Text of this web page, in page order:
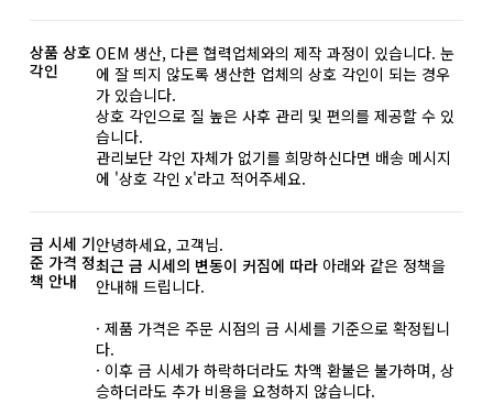
상품 상호
각인
OEM 생산, 다른 협력업체와의 제작 과정이 있습니다. 눈
에 잘 띄지 않도록 생산한 업체의 상호 각인이 되는 경우
가 있습니다.
상호 각인으로 질 높은 사후 관리 및 편의를 제공할 수 있
습니다.
관리보단 각인 자체가 없기를 희망하신다면 배송 메시지
에 '상호 각인 x'라고 적어주세요.
금 시세 기
준 가격 정
책 안내
안녕하세요, 고객님.
최근 금 시세의 변동이 커짐에 따라아래와 같은 정책을
안내해 드립니다.
· 제품 가격은 주문 시점의 금 시세를 기준으로 확정됩니
다.
· 이후 금 시세가 하락하더라도 차액 환불은 불가하며, 상
승하더라도 추가 비용을 요청하지 않습니다.